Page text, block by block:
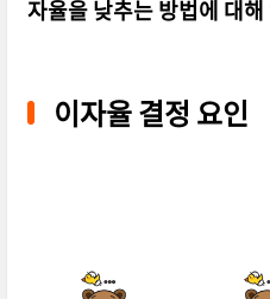
자율을 낮추는 방법에 대
이자율 결정 요인